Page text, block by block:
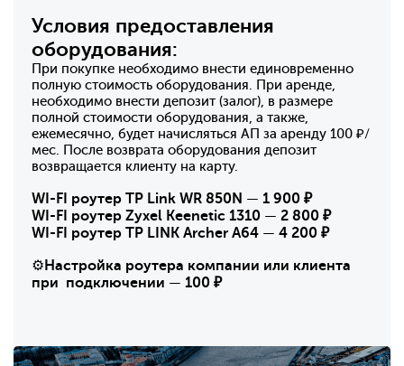
Условия предоставления
оборудования:
При покупке необходимо внести единовременно
полную стоимость оборудования. При аренде,
необходимо внести депозит (залог), в размере
полной стоимости оборудования, а также,
ежемесячно, будет начисляться АП за аренду 100 ₽/
мес. После возврата оборудования депозит
возвращается клиенту на карту.
WI-FI роутер TP Link WR 850N — 1 900 ₽
WI-FI роутер Zyxel Keenetic 1310 — 2 800 ₽
WI-FI роутер ТP LINK Archer А64 — 4 200 ₽
⚙️ Настройка роутера компании или клиента
при подключении — 100 ₽